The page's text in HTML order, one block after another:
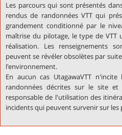
Les parcours qui sont présentés
rendus de randonnées VTT qui
grandement conditionné par le
maîtrise du pilotage, le type de VTT
réalisation. Les renseignements
peuvent se révéler obsolètes par
l'environnement.
En aucun cas UtagawaVTT
randonnées décrites sur le site
responsable de l'utilisation des
incidents qui peuvent survenir sur les